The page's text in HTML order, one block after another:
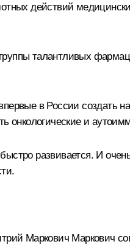
действий
талантливых
в России создать
онкологические и
развивается. И
Маркович Маркович